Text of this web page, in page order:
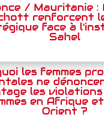
/ Mauritanie :
renforcent
face à
Sahel
les femmes
ne
les
en Afrique
Orient ?